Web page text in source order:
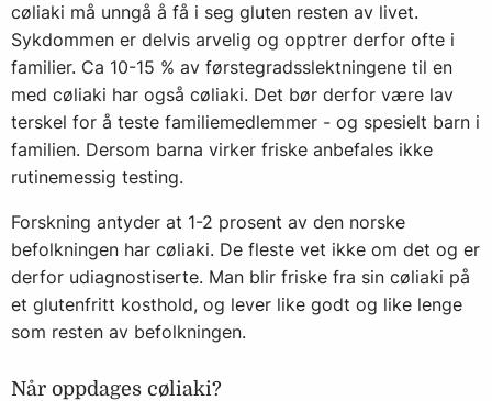
cøliaki må unngå å få i seg gluten resten av livet.
Sykdommen er delvis arvelig og opptrer derfor ofte i
familier. Ca 10-15 % av førstegradsslektningene til en
med cøliaki har også cøliaki. Det bør derfor være lav
terskel for å teste familiemedlemmer - og spesielt barn i
familien. Dersom barna virker friske anbefales ikke
rutinemessig testing.
Forskning antyder at 1-2 prosent av den norske
befolkningen har cøliaki. De fleste vet ikke om det og er
derfor udiagnostiserte. Man blir friske fra sin cøliaki på
et glutenfritt kosthold, og lever like godt og like lenge
som resten av befolkningen.
Når oppdages cøliaki?